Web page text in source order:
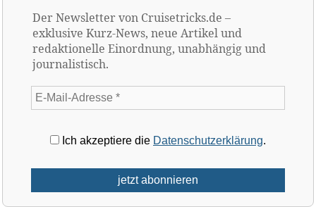
Der Newsletter von Cruisetricks.de –
exklusive Kurz-News, neue Artikel und
redaktionelle Einordnung, unabhängig und
journalistisch.
Ich akzeptiere die Datenschutzerklärung.